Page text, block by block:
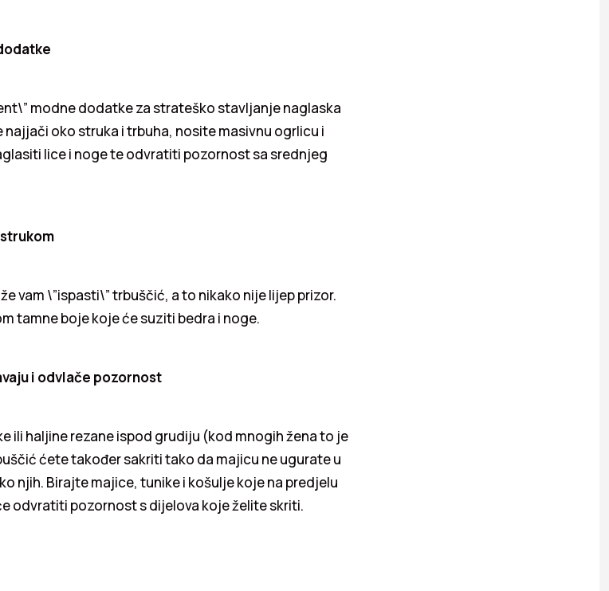
modne dodatke za strateško stavljanje naglaska
najjači oko struka i trbuha, nosite masivnu ogrlicu i
lice i noge te odvratiti pozornost sa srednjeg
vam \”ispasti\” trbuščić, a to nikako nije lijep prizor.
tamne boje koje će suziti bedra i noge.
i odvlače pozornost
ili haljine rezane ispod grudiju (kod mnogih žena to je
ćete također sakriti tako da majicu ne ugurate u
njih. Birajte majice, tunike i košulje koje na predjelu
odvratiti pozornost s dijelova koje želite skriti.